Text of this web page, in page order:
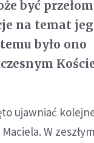
być
na temat
było ono
ujawniać
W